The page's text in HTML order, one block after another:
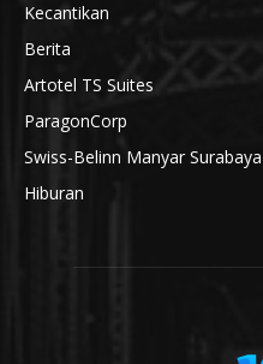
Kecantikan
Berita
Artotel TS Suites
ParagonCorp
Swiss-Belinn Manyar Surabaya
Hiburan